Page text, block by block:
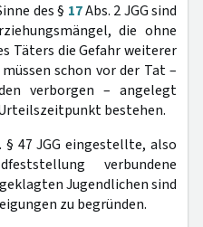
des § 17Abs. 2 JGG sind
die ohne
Täters die Gefahr weiterer
schon vor der Tat –
verborgen – angelegt
bestehen.
§ 47 JGG eingestellte, also
verbundene
Jugendlichen sind
zu begründen.